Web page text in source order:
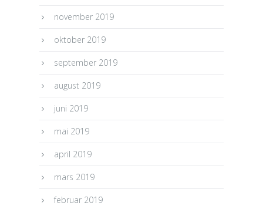
november 2019
oktober 2019
september 2019
august 2019
juni 2019
mai 2019
april 2019
mars 2019
februar 2019